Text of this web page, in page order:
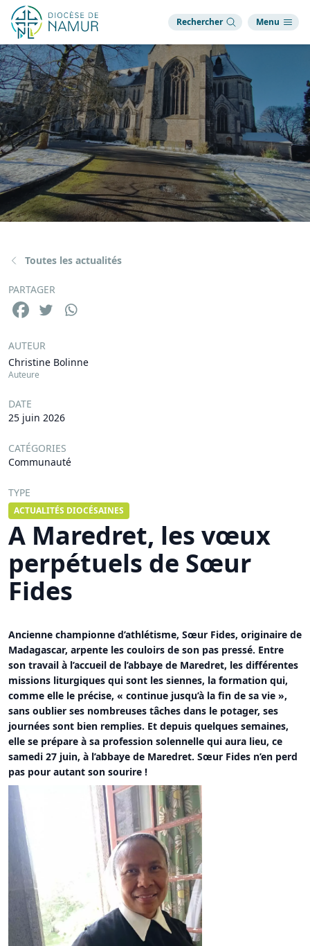
Rechercher Menu
Toutes les actualités
PARTAGER
AUTEUR
Christine Bolinne
Auteure
DATE
25 juin 2026
CATÉGORIES
Communauté
TYPE
ACTUALITÉS DIOCÉSAINES
A Maredret, les vœux
perpétuels de Sœur
Fides
Ancienne championne d’athlétisme, Sœur Fides, originaire de
Madagascar, arpente les couloirs de son pas pressé. Entre
son travail à l’accueil de l’abbaye de Maredret, les différentes
missions liturgiques qui sont les siennes, la formation qui,
comme elle le précise, « continue jusqu’à la fin de sa vie »,
sans oublier ses nombreuses tâches dans le potager, ses
journées sont bien remplies. Et depuis quelques semaines,
elle se prépare à sa profession solennelle qui aura lieu, ce
samedi 27 juin, à l’abbaye de Maredret. Sœur Fides n’en perd
pas pour autant son sourire !